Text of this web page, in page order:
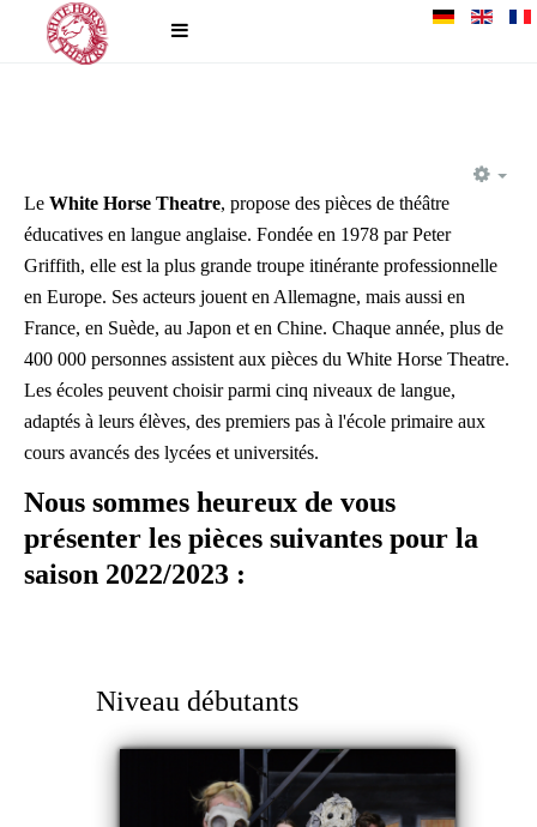
Le White Horse Theatre, propose des pièces de théâtre
éducatives en langue anglaise. Fondée en 1978 par Peter
Griffith, elle est la plus grande troupe itinérante professionnelle
en Europe. Ses acteurs jouent en Allemagne, mais aussi en
France, en Suède, au Japon et en Chine. Chaque année, plus de
400 000 personnes assistent aux pièces du White Horse Theatre.
Les écoles peuvent choisir parmi cinq niveaux de langue,
adaptés à leurs élèves, des premiers pas à l'école primaire aux
cours avancés des lycées et universités.
Nous sommes heureux de vous
présenter les pièces suivantes pour la
saison 2022/2023 :
Niveau débutants